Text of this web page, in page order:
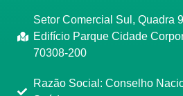
Setor Comercial Sul, Quadra
Edifício Parque Cidade
70308-200
Razão Social: Conselho